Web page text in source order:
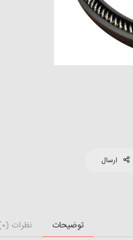
ارسال
توضیحات نظرات (0)